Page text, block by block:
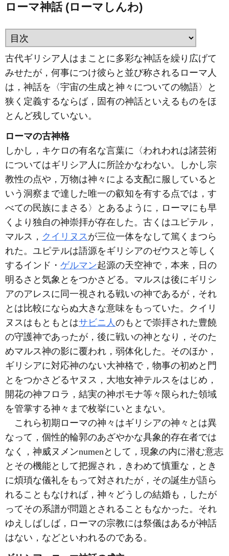
ローマ神話 (ローマしんわ)
古代ギリシア人はまことに多彩な神話を繰り広げて
みせたが，何事につけ彼らと並び称されるローマ人
は，神話を〈宇宙の生成と神々についての物語〉と
狭く定義するならば，固有の神話といえるものをほ
とんど残していない。
ローマの古神格
しかし，キケロの有名な言葉に〈われわれは諸芸術
についてはギリシア人に所詮かなわない。しかし宗
教性の点や，万物は神々による支配に服していると
いう洞察まで達した唯一の叡知を有する点では，す
べての民族にまさる〉とあるように，ローマにも早
くより独自の神崇拝が存在した。古くはユピテル，
マルス， クイリヌスが三位一体をなして篤くまつら
れた。ユピテルは語源をギリシアのゼウスと等しく
するインド・ ゲルマン起源の天空神で，本来，日の
明るさと気象とをつかさどる。マルスは後にギリシ
アのアレスに同一視される戦いの神であるが，それ
とは比較にならぬ大きな意味をもっていた。クイリ
ヌスはもともとはサビニ人のもとで崇拝された豊饒
の守護神であったが，後に戦いの神となり，そのた
めマルス神の影に覆われ，弱体化した。そのほか，
ギリシアに対応神のない大神格で，物事の初めと門
とをつかさどるヤヌス，大地女神テルスをはじめ，
開花の神フロラ，結実の神ポモナ等々限られた領域
を管掌する神々まで枚挙にいとまない。
これら初期ローマの神々はギリシアの神々とは異
なって，個性的輪郭のあざやかな具象的存在者では
なく，神威ヌメンnumenとして，現象の内に潜む意志
とその機能として把握され，きわめて慎重な，とき
に煩瑣な儀礼をもって対されたが，その誕生が語ら
れることもなければ，神々どうしの結婚も，したが
ってその系譜が問題とされることもなかった。それ
ゆえしばしば，ローマの宗教には祭儀はあるが神話
はない，などといわれるのである。